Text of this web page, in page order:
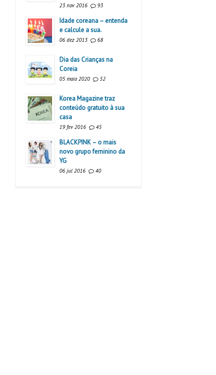
23 nov 2016 93
Idade coreana – entenda
e calcule a sua.
06 dez 2013 68
Dia das Crianças na
Coreia
05 maio 2020 52
Korea Magazine traz
conteúdo gratuito à sua
casa
19 fev 2016 45
BLACKPINK – o mais
novo grupo feminino da
YG
06 jul 2016 40